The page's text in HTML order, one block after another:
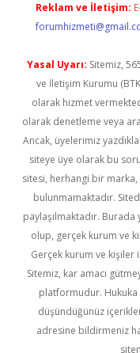
Reklam ve İletişim:
Yasal Uyarı: Sitemiz,
ve İletişim Kurumu
olarak hizmet
olarak denetleme veya
Ancak, üyelerimiz
siteye üye olarak bu
sitesi, herhangi bir marka,
bulunmamaktadır.
paylaşılmaktadır.
olup, gerçek kurum ve
Gerçek kurum ve
Sitemiz, kar amacı
platformudur. Hukuka
düşündüğünüz
adresine bildirmeniz